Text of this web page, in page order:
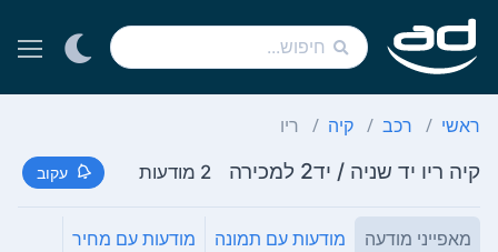
ראשי רכב קיה ריו
קיה ריו יד שניה / יד2 למכירה 2 מודעות עקוב
מאפייני מודעה מודעות עם תמונה מודעות עם מחיר